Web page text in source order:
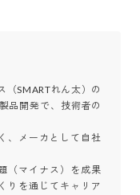
SMARTれん太）の
品開発で、技術者の
、メーカとして自社
（マイナス）を成果
りを通じてキャリア